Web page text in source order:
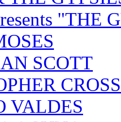
"THE
SCOTT
CROSS
VALDES